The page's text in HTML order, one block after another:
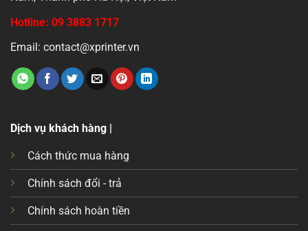
Hotline: 09 3883 1717
Email: contact@xprinter.vn
Dịch vụ khách hàng |
Cách thức mua hàng
Chính sách đổi - trả
Chính sách hoàn tiền